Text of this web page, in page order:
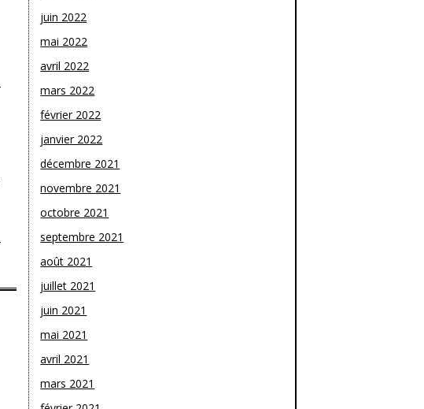
juin 2022
mai 2022
avril 2022
mars 2022
février 2022
janvier 2022
décembre 2021
novembre 2021
octobre 2021
septembre 2021
août 2021
juillet 2021
juin 2021
mai 2021
avril 2021
mars 2021